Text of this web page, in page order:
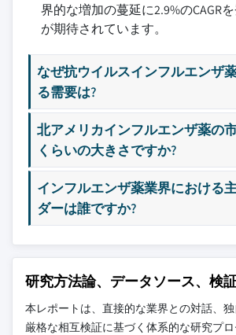
界的な増加の蔓延に2.9%のCAGR
が期待されています。
なぜ抗ウイルスインフルエンザ
る需要は?
北アメリカインフルエンザ薬の
くらいの大きさですか?
インフルエンザ薬業界における
ダーは誰ですか?
研究方法論、データソース、検
本レポートは、直接的な業界との対話、独
厳格な相互検証に基づく体系的な研究プ